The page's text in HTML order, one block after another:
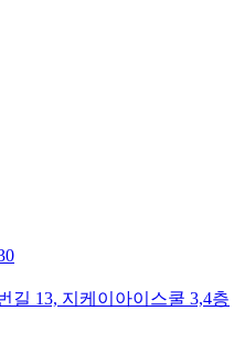
길 13, 지케이아이스쿨 3,4층